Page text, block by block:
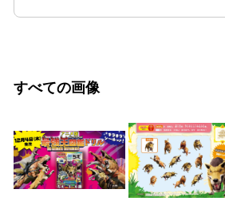
すべての画像